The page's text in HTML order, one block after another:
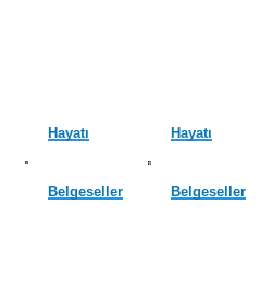
Hayatı
Belgeseller
Hayatı
Belgeseller